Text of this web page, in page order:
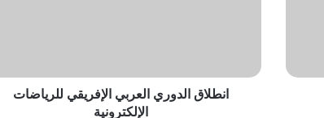
انطلاق الدوري العربي الإفريقي للرياضات
الإلكترونية